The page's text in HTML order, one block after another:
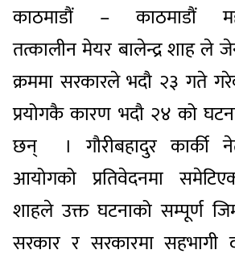
काठमाडौं – काठमाडौं
तत्कालीन मेयर बालेन्द्र शाह ले
क्रममा सरकारले भदौ २३ गते
प्रयोगकै कारण भदौ २४ को
छन् । गौरीबहादुर कार्की
आयोगको प्रतिवेदनमा
शाहले उक्त घटनाको सम्पूर्ण
सरकार र सरकारमा सहभागी